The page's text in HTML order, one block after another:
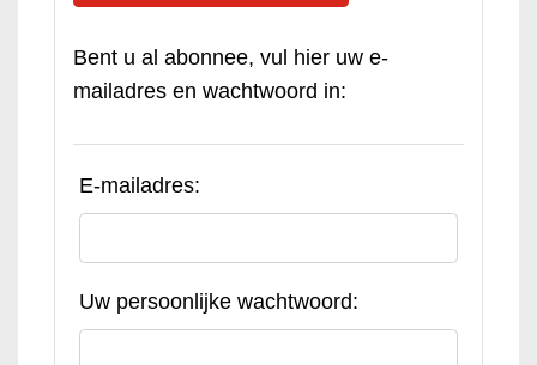
Bent u al abonnee, vul hier uw e-
mailadres en wachtwoord in:
E-mailadres:
Uw persoonlijke wachtwoord: